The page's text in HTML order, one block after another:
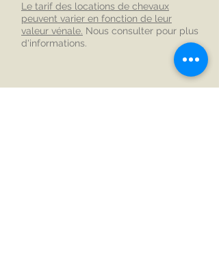
Le tarif des locations de chevaux
peuvent varier en fonction de leur
valeur vénale. Nous consulter pour plus
d'informations.